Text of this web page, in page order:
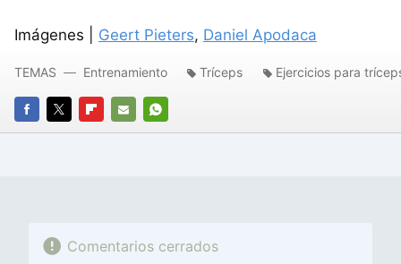
Imágenes | Geert Pieters, Daniel Apodaca
FACEBOOK
TWITTERFLIPBOARD
E-
WHATSAPP
TEMAS Entrenamiento Tríceps Ejercicios para
Comentarios cerrados